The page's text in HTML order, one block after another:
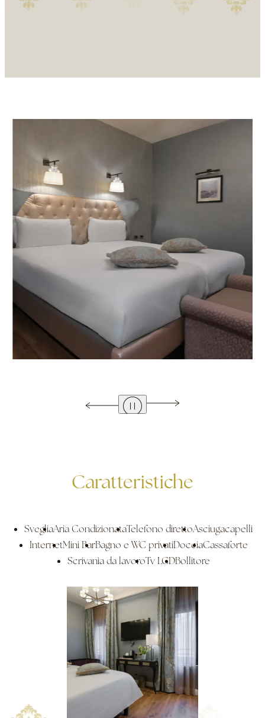
Caratteristiche
SvegliaAria CondizionataTelefono direttoAsciugacapelli
InternetMini BarBagno e WC privatiDocciaCassaforte
Scrivania da lavoroTv LCDBollitore